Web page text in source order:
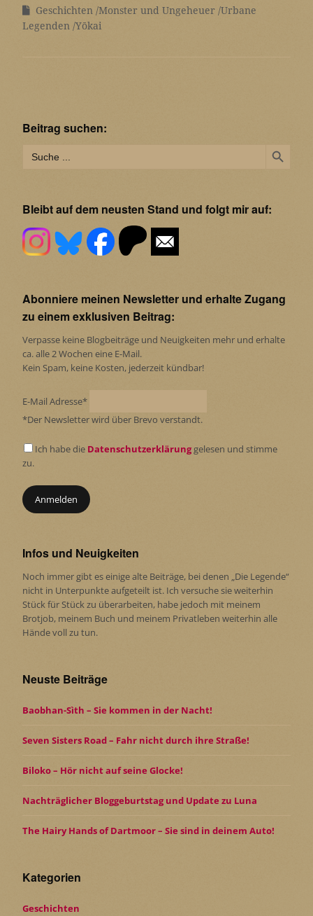
Geschichten Monster und Ungeheuer Urbane
Legenden Yōkai
Beitrag suchen:
for:
Bleibt auf dem neusten Stand und folgt mir auf:
Abonniere meinen Newsletter und erhalte Zugang
zu einem exklusiven Beitrag:
Verpasse keine Blogbeiträge und Neuigkeiten mehr und erhalte
ca. alle 2 Wochen eine E-Mail.
Kein Spam, keine Kosten, jederzeit kündbar!
E-Mail Adresse*
*Der Newsletter wird über Brevo verstandt.
Ich habe die Datenschutzerklärunggelesen und stimme
zu.
Infos und Neuigkeiten
Noch immer gibt es einige alte Beiträge, bei denen „Die Legende“
nicht in Unterpunkte aufgeteilt ist. Ich versuche sie weiterhin
Stück für Stück zu überarbeiten, habe jedoch mit meinem
Brotjob, meinem Buch und meinem Privatleben weiterhin alle
Hände voll zu tun.
Neuste Beiträge
Baobhan-Sìth – Sie kommen in der Nacht!
Seven Sisters Road – Fahr nicht durch ihre Straße!
Biloko – Hör nicht auf seine Glocke!
Nachträglicher Bloggeburtstag und Update zu Luna
The Hairy Hands of Dartmoor – Sie sind in deinem Auto!
Kategorien
Geschichten